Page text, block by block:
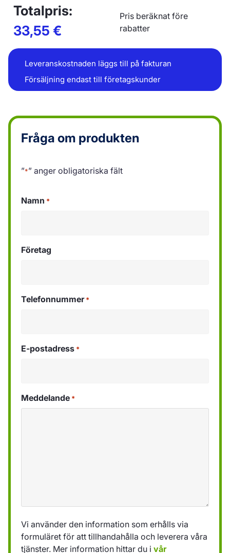
Totalpris:
33,55 €
Pris beräknat före
rabatter
Leveranskostnaden läggs till på fakturan
Försäljning endast till företagskunder
Fråga om produkten
”*” anger obligatoriska fält
Namn *
Företag
Telefonnummer *
E-postadress *
Meddelande *
Vi använder den information som erhålls via
formuläret för att tillhandahålla och leverera våra
tjänster. Mer information hittar du i vår